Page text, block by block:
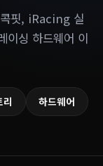
핏, iRacing 실
이싱 하드웨어 이
리 하드웨어